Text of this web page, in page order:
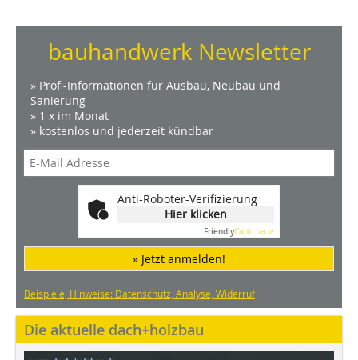
bauhandwerk Newsletter
» Profi-Informationen für Ausbau, Neubau und
Sanierung
» 1 x im Monat
» kostenlos und jederzeit kündbar
Anti-Roboter-Verifizierung
Hier klicken
FriendlyCaptcha ⇗
» Jetzt anmelden!
Beispiele, Hinweise: Datenschutz, Analyse, Widerruf
Die aktuelle dach+holzbau